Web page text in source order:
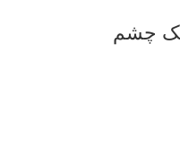
چشم